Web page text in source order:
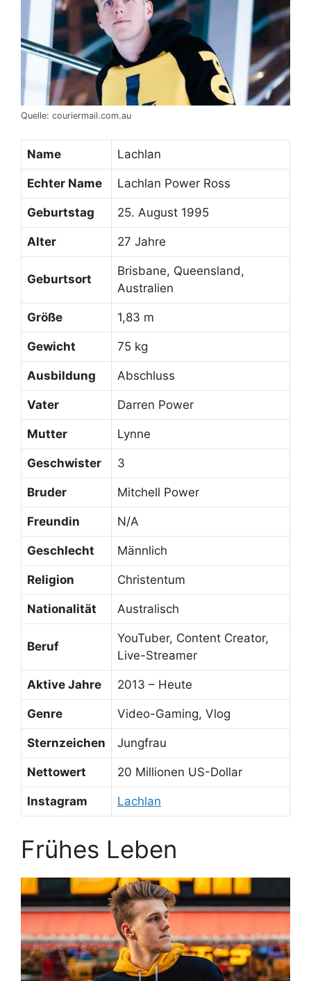
Quelle: couriermail.com.au
Name Lachlan
Echter Name Lachlan Power Ross
Geburtstag 25. August 1995
Alter 27 Jahre
Geburtsort
Brisbane, Queensland,
Australien
Größe 1,83 m
Gewicht 75 kg
Ausbildung Abschluss
Vater Darren Power
Mutter Lynne
Geschwister 3
Bruder Mitchell Power
Freundin N/A
Geschlecht Männlich
Religion Christentum
Nationalität Australisch
Beruf
YouTuber, Content Creator,
Live-Streamer
Aktive Jahre 2013 – Heute
Genre Video-Gaming, Vlog
Sternzeichen Jungfrau
Nettowert 20 Millionen US-Dollar
Instagram Lachlan
Frühes Leben